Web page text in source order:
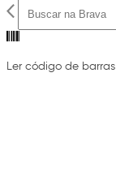
Ler código de barras